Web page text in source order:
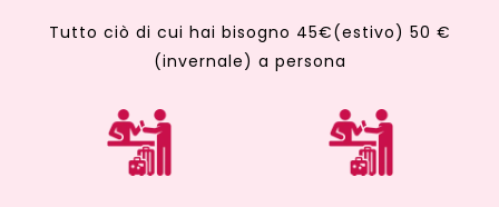
Tutto ciò di cui hai bisogno 45€(estivo) 50 €
(invernale) a persona